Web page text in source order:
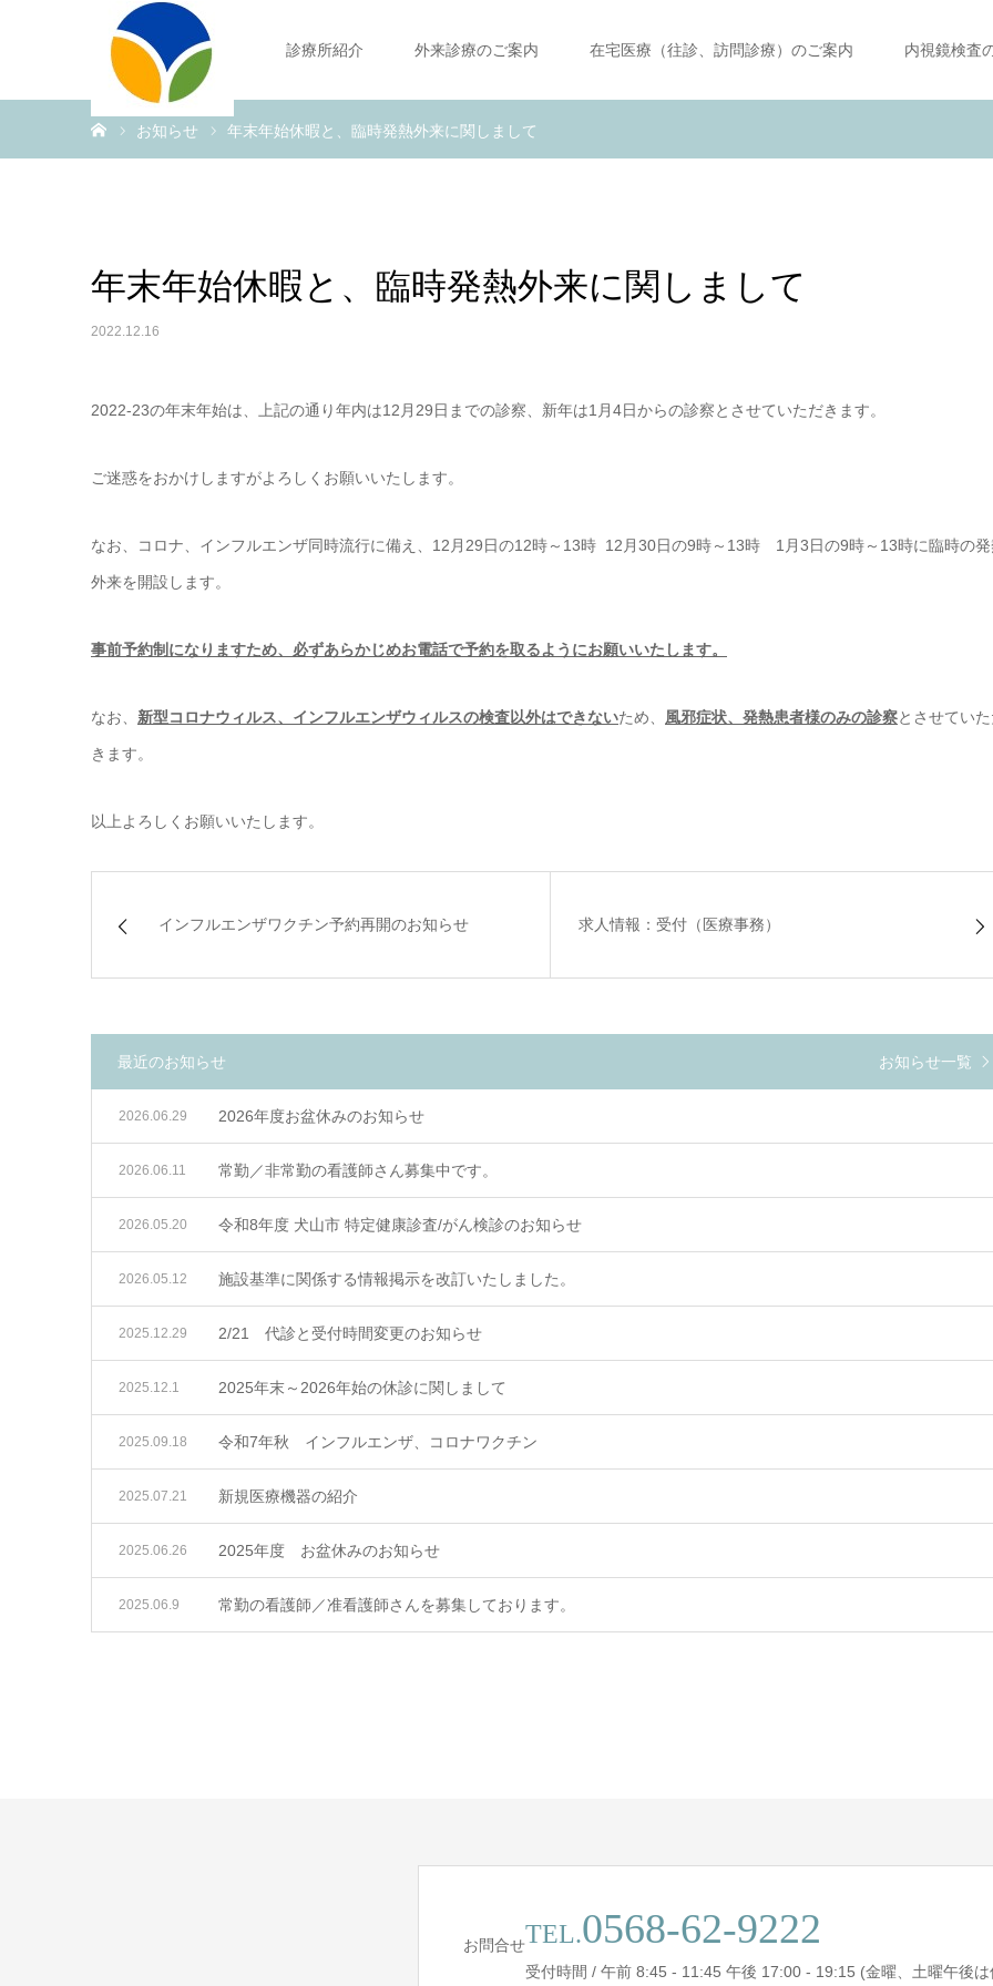
診療所紹介 外来診療のご案内 在宅医療（往診、訪問診療）のご案内 内視鏡検査
お知らせ 年末年始休暇と、臨時発熱外来に関しまして
年末年始休暇と、臨時発熱外来に関しまして
2022.12.16
2022-23の年末年始は、上記の通り年内は12月29日までの診察、新年は1月4日からの診察とさせていただきます。
ご迷惑をおかけしますがよろしくお願いいたします。
なお、コロナ、インフルエンザ同時流行に備え、12月29日の12時～13時 12月30日の9時～13時 1月3日の9時～13時に臨時の
外来を開設します。
事前予約制になりますため、必ずあらかじめお電話で予約を取るようにお願いいたします。
なお、 新型コロナウィルス、インフルエンザウィルスの検査以外はできないため、 風邪症状、発熱患者様のみの診察とさせてい
きます。
以上よろしくお願いいたします。
インフルエンザワクチン予約再開のお知らせ 求人情報：受付（医療事務）
最近のお知らせ お知らせ一覧
2026年度お盆休みのお知らせ
2026.06.29
常勤／非常勤の看護師さん募集中です。
2026.06.11
令和8年度 犬山市 特定健康診査/がん検診のお知らせ
2026.05.20
施設基準に関係する情報掲示を改訂いたしました。
2026.05.12
2/21 代診と受付時間変更のお知らせ
2025.12.29
2025年末～2026年始の休診に関しまして
2025.12.1
令和7年秋 インフルエンザ、コロナワクチン
2025.09.18
新規医療機器の紹介
2025.07.21
2025年度 お盆休みのお知らせ
2025.06.26
常勤の看護師／准看護師さんを募集しております。
2025.06.9
お問合せTEL.0568-62-9222
受付時間 / 午前 8:45 - 11:45 午後 17:00 - 19:15 (金曜、土曜午後は